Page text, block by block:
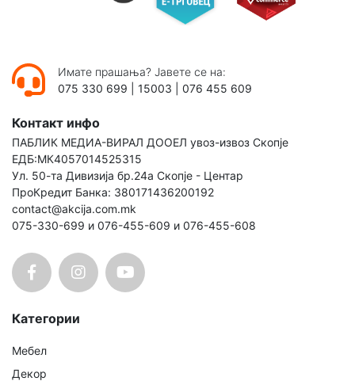
Имате прашања? Јавете се на:
075 330 699
15003 076 455 609
Контакт инфо
ПАБЛИК МЕДИА-ВИРАЛ ДООЕЛ увоз-извоз Скопје
ЕДБ:МК4057014525315
Ул. 50-та Дивизија бр.24а Скопје - Центар
ПроКредит Банка: 380171436200192
contact@akcija.com.mk
075-330-699 и 076-455-609 и 076-455-608
Категории
Мебел
Декор